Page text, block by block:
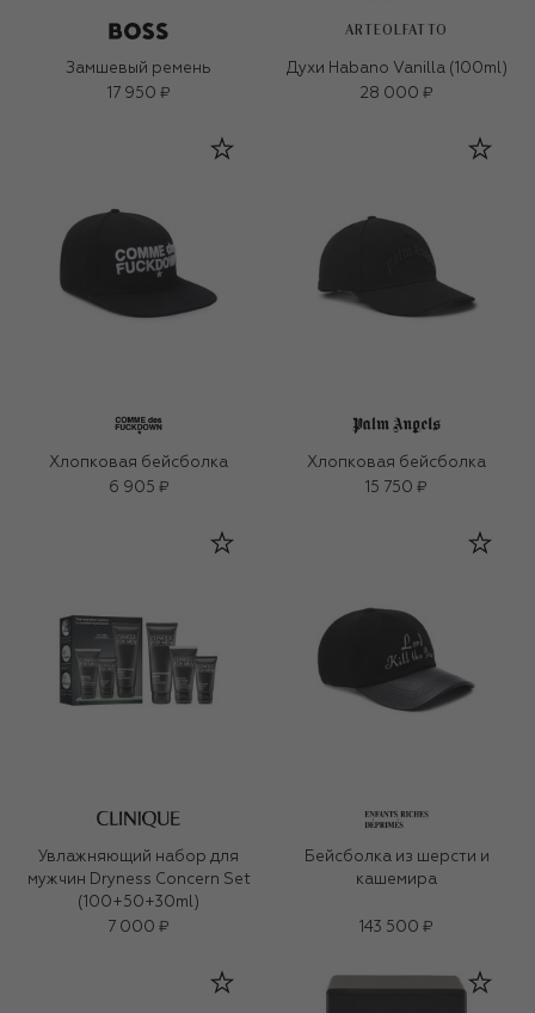
Замшевый ремень
17 950 ₽
ARTEOLFATTO
Духи Habano Vanilla (100ml)
28 000 ₽
Хлопковая бейсболка
6 905 ₽
Хлопковая бейсболка
15 750 ₽
Увлажняющий набор для
мужчин Dryness Concern Set
(100+50+30ml)
7 000 ₽
Бейсболка из шерсти и
кашемира
143 500 ₽